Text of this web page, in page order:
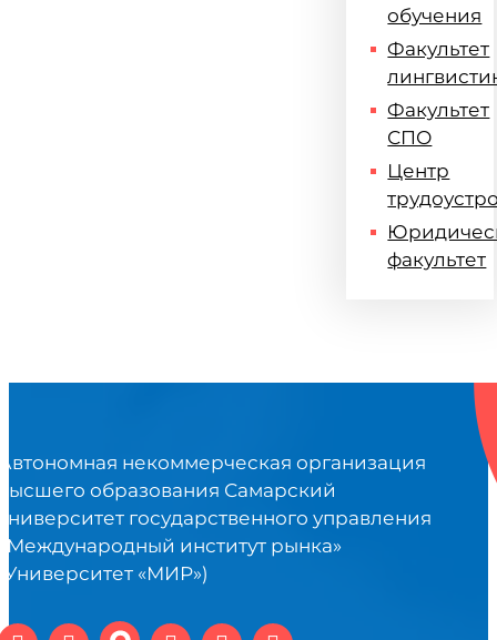
обучения
Факультет
Факультет
СПО
Центр
факультет
некоммерческая организация
образования Самарский
государственного управления
институт рынка»
«МИР»)